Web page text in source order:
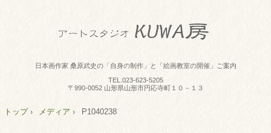
日本画作家 桑原武史の「自身の制作」と「絵画教室の開催」ご案内
TEL. 023-623-5205
〒990-0052 山形県山形市円応寺町１０－１３
トップ› メディア › P1040238